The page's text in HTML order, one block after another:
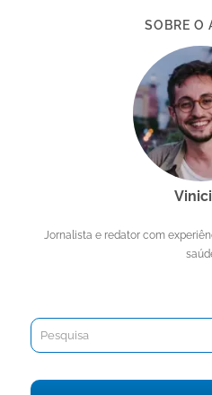
SOBRE O
Jornalista e redator com